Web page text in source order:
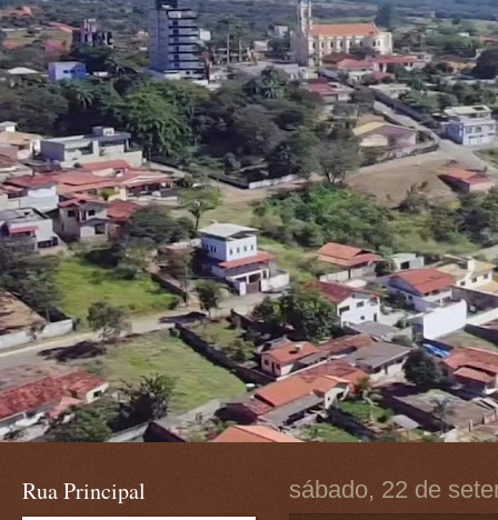
sábado, 22 de
Rua Principal